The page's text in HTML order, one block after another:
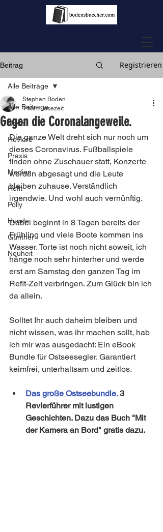
Beitrag Registrieren
Alle Beiträge
News
Reviere
Praxis
Medien
Refit
Polly
Hunde
Günther
Neuheit
Alle Beiträge
Gegen die Coronalangeweile.
Stephan Boden
1 Min. Lesezeit
Die ganze Welt dreht sich nur noch um
dieses Coronavirus. Fußballspiele
finden ohne Zuschauer statt, Konzerte
werden abgesagt und die Leute
bleiben zuhause. Verständlich
irgendwie. Und wohl auch vernünftig.
Dabei beginnt in 8 Tagen bereits der
Frühling und viele Boote kommen ins
Wasser. Torte ist noch nicht soweit, ich
hänge noch sehr hinterher und werde
erst am Samstag den ganzen Tag im
Refit-Zelt verbringen. Zum Glück bin ich
da allein.
Solltet Ihr auch daheim bleiben und
nicht wissen, was ihr machen sollt, hab
ich mir was ausgedacht: Ein eBook
Bundle für Ostseesegler. Garantiert
keimfrei, unterhaltsam und zeitlos.
Das große Ostseebundle. 3
Revierführer mit lustigen
Geschichten. Dazu das Buch "Mit
der Kamera an Bord" gratis dazu.